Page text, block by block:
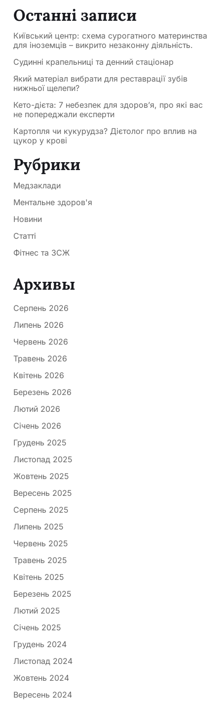
Останні записи
Київський центр: схема сурогатного материнства
для іноземців – викрито незаконну діяльність.
Судинні крапельниці та денний стаціонар
Який матеріал вибрати для реставрації зубів
нижньої щелепи?
Кето-дієта: 7 небезпек для здоров’я, про які вас
не попереджали експерти
Картопля чи кукурудза? Дієтолог про вплив на
цукор у крові
Рубрики
Медзаклади
Ментальне здоров'я
Новини
Статті
Фітнес та ЗСЖ
Архивы
Серпень 2026
Липень 2026
Червень 2026
Травень 2026
Квітень 2026
Березень 2026
Лютий 2026
Січень 2026
Грудень 2025
Листопад 2025
Жовтень 2025
Вересень 2025
Серпень 2025
Липень 2025
Червень 2025
Травень 2025
Квітень 2025
Березень 2025
Лютий 2025
Січень 2025
Грудень 2024
Листопад 2024
Жовтень 2024
Вересень 2024